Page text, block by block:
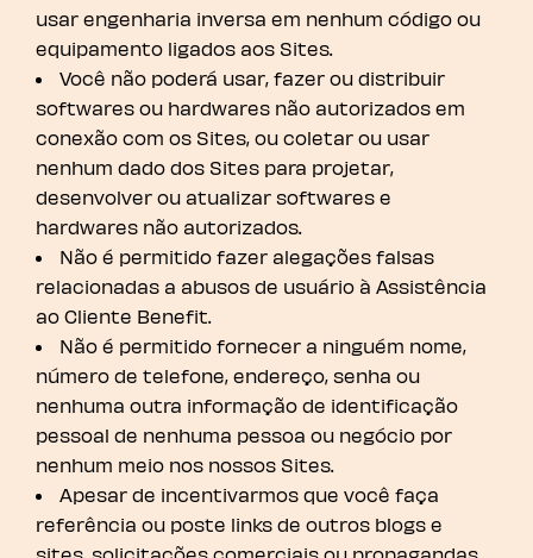
usar engenharia inversa em nenhum código ou
equipamento ligados aos Sites.
Você não poderá usar, fazer ou distribuir
softwares ou hardwares não autorizados em
conexão com os Sites, ou coletar ou usar
nenhum dado dos Sites para projetar,
desenvolver ou atualizar softwares e
hardwares não autorizados.
Não é permitido fazer alegações falsas
relacionadas a abusos de usuário à Assistência
ao Cliente Benefit.
Não é permitido fornecer a ninguém nome,
número de telefone, endereço, senha ou
nenhuma outra informação de identificação
pessoal de nenhuma pessoa ou negócio por
nenhum meio nos nossos Sites.
Apesar de incentivarmos que você faça
referência ou poste links de outros blogs e